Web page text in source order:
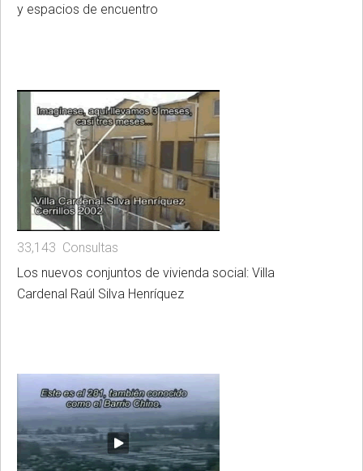
y espacios de encuentro
33,143 Consultas
Los nuevos conjuntos de vivienda social: Villa
Cardenal Raúl Silva Henríquez